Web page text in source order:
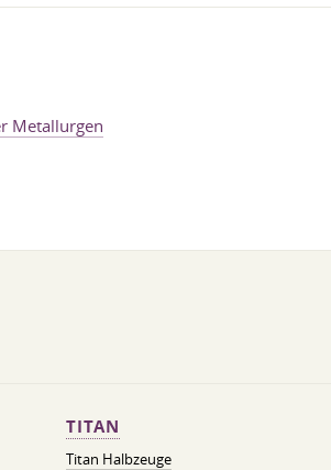
Metallurgen
TITAN
Titan Halbzeuge